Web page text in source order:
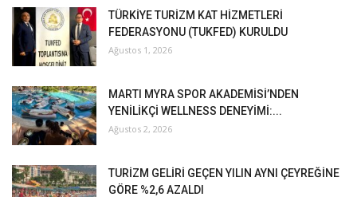
TÜRKİYE TURİZM KAT HİZMETLERİ
FEDERASYONU (TUKFED) KURULDU
Ağustos 1, 2026
MARTI MYRA SPOR AKADEMİSİ’NDEN
YENİLİKÇİ WELLNESS DENEYİMİ:...
Ağustos 2, 2026
TURİZM GELİRİ GEÇEN YILIN AYNI ÇEYREĞİNE
GÖRE %2,6 AZALDI